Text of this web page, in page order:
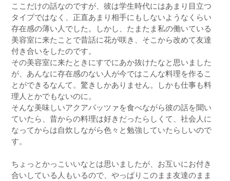
ここだけの話なのですが、彼は学生時代にはあまり目立つ
タイプではなく、正直あまり相手にもしないようなくらい
存在感の薄い人でした。しかし、たまたま私の働いている
美容室に来たことで昔話に花が咲き、そこから改めて友達
付き合いをしたのです。
その美容室に来たときにすでにあか抜けたなと思いました
が、あんなに存在感のない人が今ではこんな料理を作るこ
とができるなんて。驚きしかありません。しかも仕事も料
理人とかでもないのに。
そんな美味しいアクアパッツァを食べながら彼の話を聞い
ていたら、昔からの料理は好きだったらしくて、社会人に
なってからは自炊しながら色々と勉強していたらしいので
す。
ちょっとかっこいいなとは思いましたが、お互いにお付き
合いしている人もいるので、やっぱりこのまま友達のまま